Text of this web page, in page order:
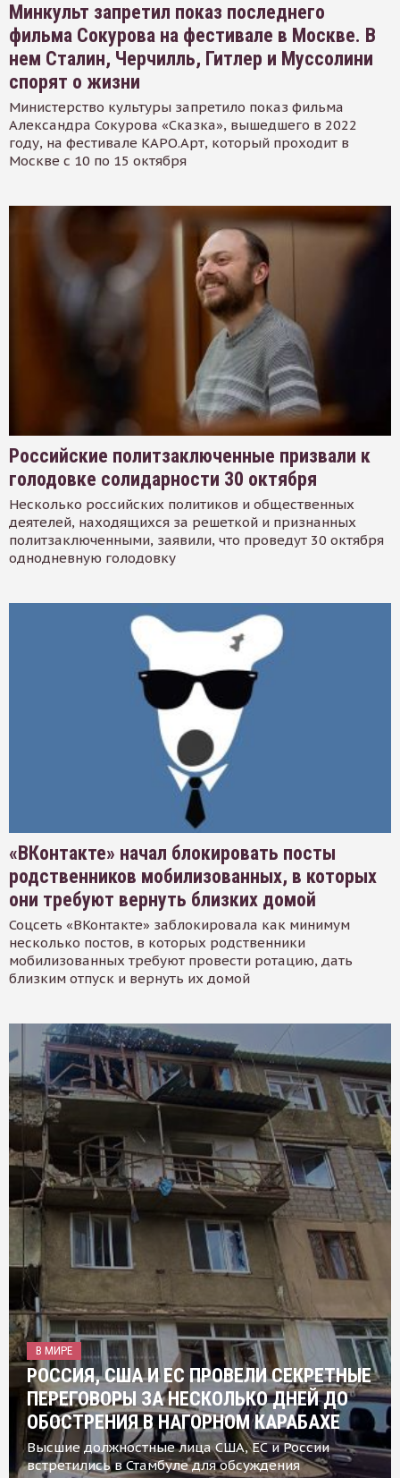
Минкульт запретил показ последнего
фильма Сокурова на фестивале в Москве. В
нем Сталин, Черчилль, Гитлер и Муссолини
спорят о жизни
Министерство культуры запретило показ фильма
Александра Сокурова «Сказка», вышедшего в 2022
году, на фестивале КАРО.Арт, который проходит в
Москве с 10 по 15 октября
Российские политзаключенные призвали к
голодовке солидарности 30 октября
Несколько российских политиков и общественных
деятелей, находящихся за решеткой и признанных
политзаключенными, заявили, что проведут 30 октября
однодневную голодовку
«ВКонтакте» начал блокировать посты
родственников мобилизованных, в которых
они требуют вернуть близких домой
Соцсеть «ВКонтакте» заблокировала как минимум
несколько постов, в которых родственники
мобилизованных требуют провести ротацию, дать
близким отпуск и вернуть их домой
В МИРЕ
РОССИЯ, США И ЕС ПРОВЕЛИ СЕКРЕТНЫЕ
ПЕРЕГОВОРЫ ЗА НЕСКОЛЬКО ДНЕЙ ДО
ОБОСТРЕНИЯ В НАГОРНОМ КАРАБАХЕ
Высшие должностные лица США, ЕС и России
встретились в Стамбуле для обсуждения